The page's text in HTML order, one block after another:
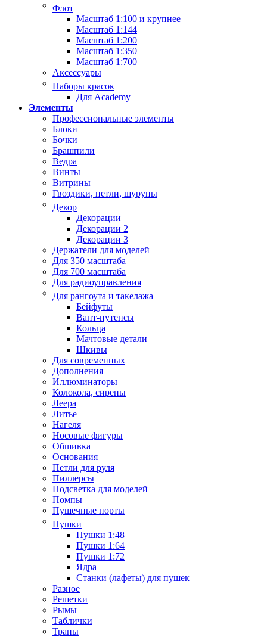
Флот
Масштаб 1:100 и крупнее
Масштаб 1:144
Масштаб 1:200
Масштаб 1:350
Масштаб 1:700
Аксессуары
Наборы красок
Для Academy
Элементы
Профессиональные элементы
Блоки
Бочки
Брашпили
Ведра
Винты
Витрины
Гвоздики, петли, шурупы
Декор
Декорации
Декорации 2
Декорации 3
Держатели для моделей
Для 350 масштаба
Для 700 масштаба
Для радиоуправления
Для рангоута и такелажа
Бейфуты
Вант-путенсы
Кольца
Мачтовые детали
Шкивы
Для современных
Дополнения
Иллюминаторы
Колокола, сирены
Леера
Литье
Нагеля
Носовые фигуры
Обшивка
Основания
Петли для руля
Пиллерсы
Подсветка для моделей
Помпы
Пушечные порты
Пушки
Пушки 1:48
Пушки 1:64
Пушки 1:72
Ядра
Станки (лафеты) для пушек
Разное
Решетки
Рымы
Таблички
Трапы